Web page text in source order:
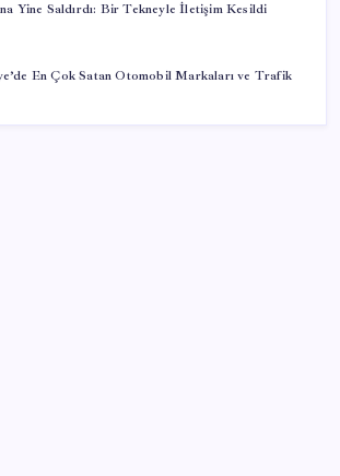
Yine Saldırdı: Bir Tekneyle İletişim Kesildi
En Çok Satan Otomobil Markaları ve Trafik